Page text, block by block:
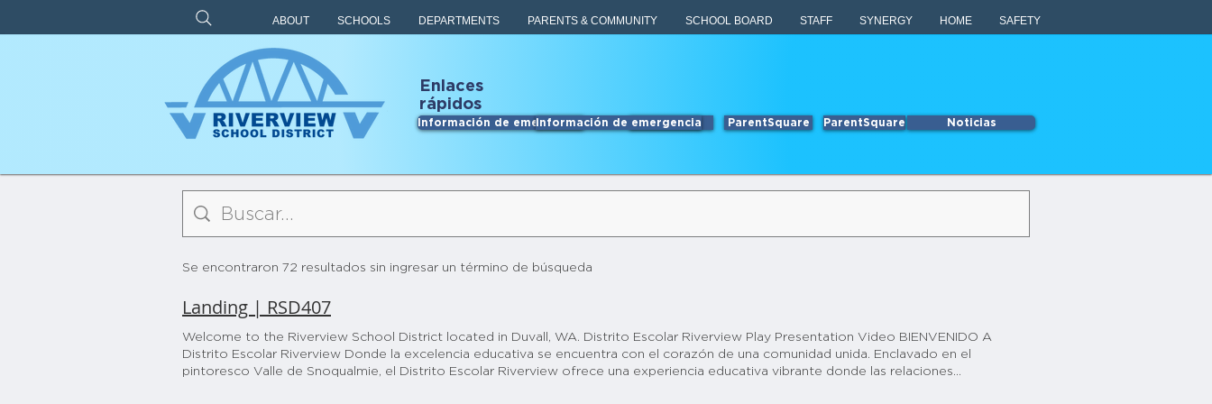
ABOUT SCHOOLS DEPARTMENTS PARENTS & COMMUNITY SCHOOL BOARD STAFF SYNERGY HOME SAFETY
Enlaces
rápidos
Información de emergencia Empleo ParentSquare ParentSquare Noticias
Información de emergencia
Se encontraron 72 resultados sin ingresar un término de búsqueda
Landing | RSD407
Welcome to the Riverview School District located in Duvall, WA. Distrito Escolar Riverview Play Presentation Video BIENVENIDO A
Distrito Escolar Riverview Donde la excelencia educativa se encuentra con el corazón de una comunidad unida. Enclavado en el
pintoresco Valle de Snoqualmie, el Distrito Escolar Riverview ofrece una experiencia educativa vibrante donde las relaciones